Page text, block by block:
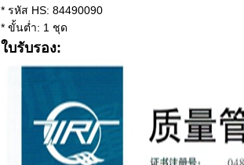
* รหัส HS: 84490090
* ขั้นต่ำ: 1 ชุด
ใบรับรอง: